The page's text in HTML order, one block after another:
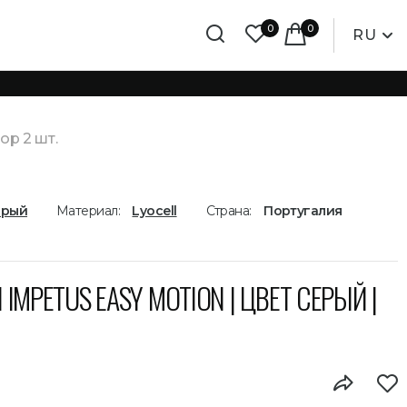
0 0 RU
2 шт.
Материал: Lyocell Страна:
Португалия
EASY MOTION | ЦВЕТ СЕРЫЙ |